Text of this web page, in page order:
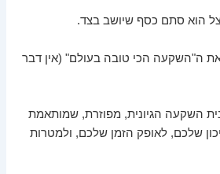
הוא סתם כסף שיושב בצד.
ה"השקעה הכי טובה בעולם" (אין דבר
השקעה הגיונית, מפוזרת, שמותאמת
שלכם, לאופק הזמן שלכם, ולמטרות